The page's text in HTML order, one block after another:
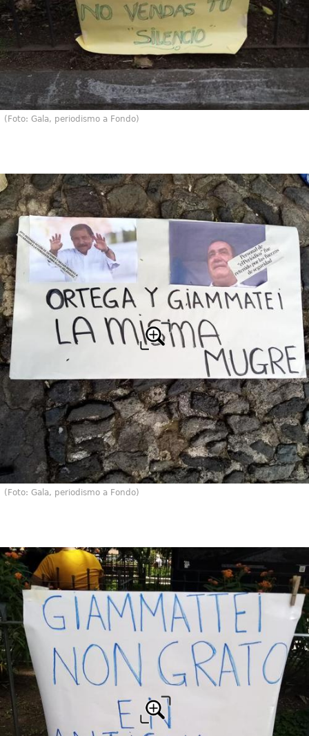
(Foto: Gala, periodismo a Fondo)
(Foto: Gala, periodismo a Fondo)